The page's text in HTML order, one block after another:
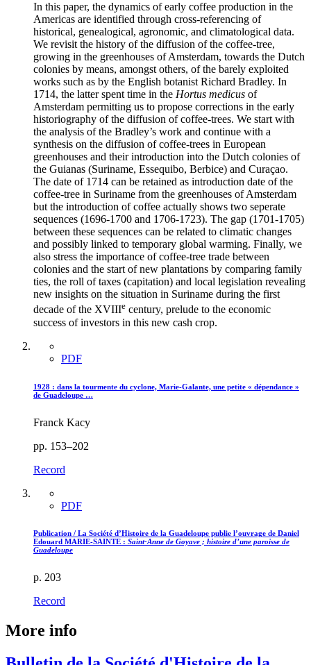
In this paper, the dynamics of early coffee production in the
Americas are identified through cross-referencing of
historical, genealogical, agronomic, and climatological data.
We revisit the history of the diffusion of the coffee-tree,
growing in the greenhouses of Amsterdam, towards the Dutch
colonies by means, amongst others, of the barely exploited
works such as by the English botanist Richard Bradley. In
1714, the latter spent time in the Hortus medicus of
Amsterdam permitting us to propose corrections in the early
historiography of the diffusion of coffee-trees. We start with
the analysis of the Bradley’s work and continue with a
synthesis on the diffusion of coffee-trees in European
greenhouses and their introduction into the Dutch colonies of
the Guianas (Suriname, Essequibo, Berbice) and Curaçao.
The date of 1714 can be retained as introduction date of the
coffee-tree in Suriname from the greenhouses of Amsterdam
but the introduction of coffee actually shows two seperate
sequences (1696-1700 and 1706-1723). The gap (1701-1705)
between these sequences can be related to climatic changes
and possibly linked to temporary global warming. Finally, we
also stress the importance of coffee-tree trade between
colonies and the start of new plantations by comparing family
ties, the roll of taxes (capitation) and local legislation revealing
new insights on the situation in Suriname during the first
decade of the XVIIIe century, prelude to the economic
success of investors in this new cash crop.
PDF
1928 : dans la tourmente du cyclone, Marie-Galante, une petite « dépendance »
de Guadeloupe …
Franck Kacy
pp. 153–202
Record
PDF
Publication / La Société d’Histoire de la Guadeloupe publie l’ouvrage de Daniel
Edouard MARIE-SAINTE : Saint-Anne de Goyave ; histoire d’une paroisse de
Guadeloupe
p. 203
Record
More info